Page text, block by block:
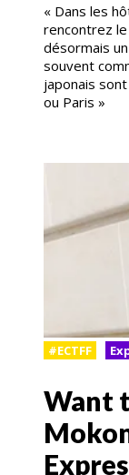
« Dans les
rencontrez le
désormais
souvent
japonais
ou Paris »
#ECTFF
Want